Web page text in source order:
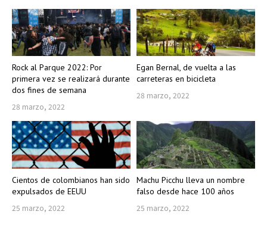
Rock al Parque 2022: Por
primera vez se realizará durante
dos fines de semana
28 marzo, 2022
Egan Bernal, de vuelta a las
carreteras en bicicleta
28 marzo, 2022
Cientos de colombianos han sido
expulsados de EEUU
25 marzo, 2022
Machu Picchu lleva un nombre
falso desde hace 100 años
25 marzo, 2022